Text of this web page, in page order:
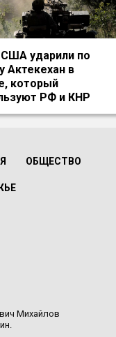
США ударили по
Актекехан в
который
РФ и КНР
ОБЩЕСТВО
Михайлов